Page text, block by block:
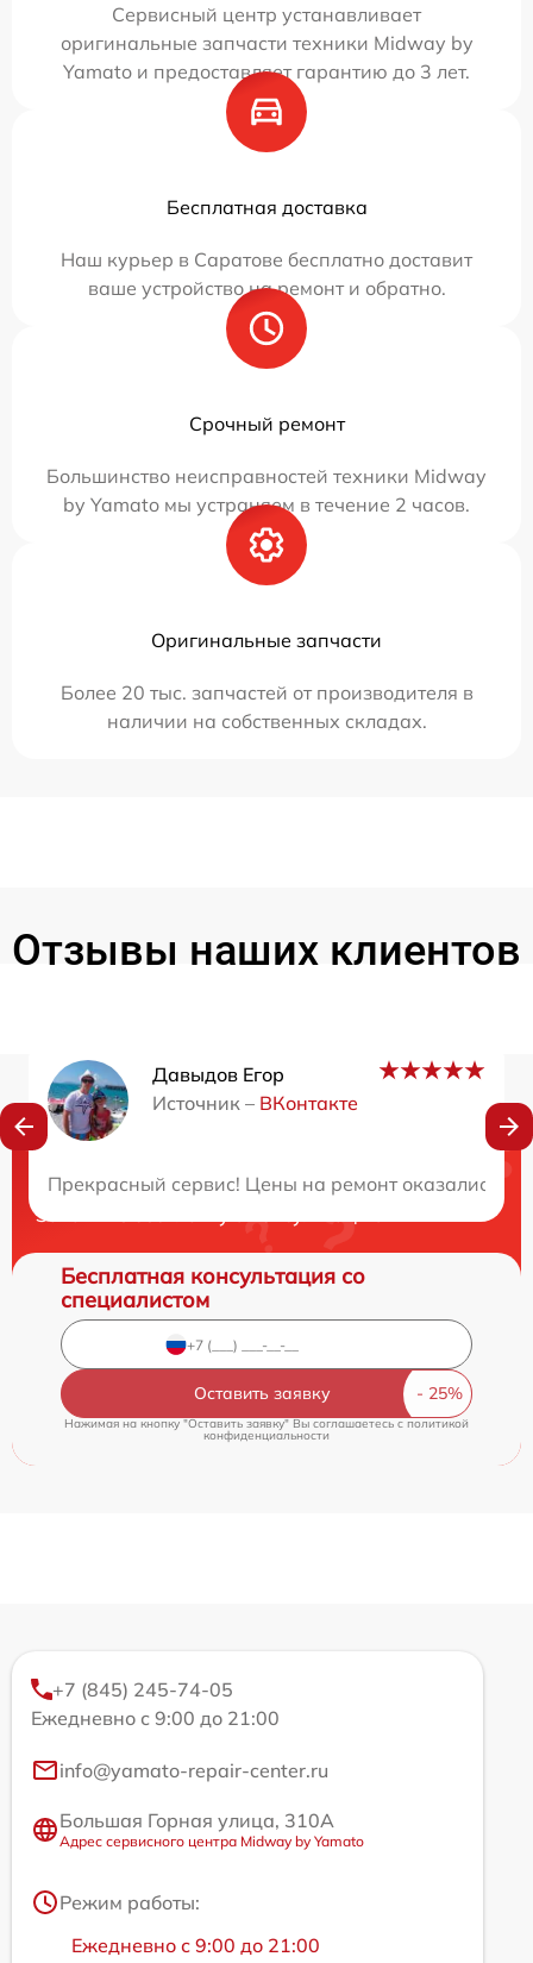
Сервисный центр устанавливает
оригинальные запчасти техники Midway by
Yamato и предоставляет гарантию до 3 лет.
Бесплатная доставка
Наш курьер в Саратове бесплатно доставит
ваше устройство на ремонт и обратно.
Срочный ремонт
Большинство неисправностей техники Midway
by Yamato мы устраняем в течение 2 часов.
Оригинальные запчасти
Более 20 тыс. запчастей от производителя в
наличии на собственных складах.
Отзывы наших клиентов
Давыдов Егор
Источник – ВКонтакте
Прекрасный сервис! Цены на ремонт оказались
Нужна консультация?
Закажите бесплатную консультацию
Бесплатная консультация со
специалистом
Оставить заявку
Нажимая на кнопку "Оставить заявку" Вы соглашаетесь c политикой
конфиденциальности
+7 (845) 245-74-05
Ежедневно с 9:00 до 21:00
info@yamato-repair-center.ru
Большая Горная улица, 310А
Адрес сервисного центра Midway by Yamato
Режим работы:
Ежедневно с 9:00 до 21:00